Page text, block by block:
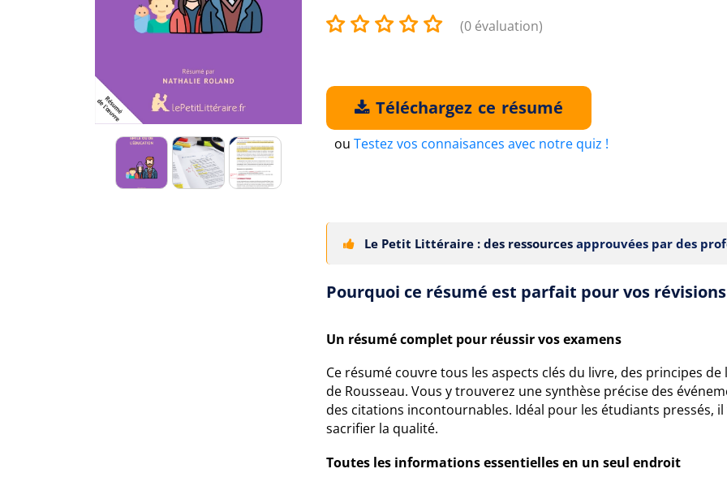
(0 évaluation)
Téléchargez ce résumé
ou Testez vos connaisances avec notre quiz !
Le Petit Littéraire : des ressources approuvées par des
Pourquoi ce résumé est parfait pour vos révisions
Un résumé complet pour réussir vos examens
Ce résumé couvre tous les aspects clés du livre, des principes
de Rousseau. Vous y trouverez une synthèse précise des
des citations incontournables. Idéal pour les étudiants pressés,
sacrifier la qualité.
Toutes les informations essentielles en un seul endroit